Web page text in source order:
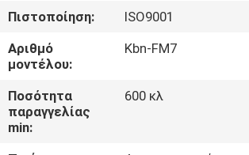
ΓΎΡΟΣ
ΕΡΓΟΣΤΑΣΊΩΝ
ΠΟΙΟΤΙΚΌΣ
ΈΛΕΓΧΟΣ
Πιστοποίηση:
ISO9001
Αριθμό
μοντέλου:
Kbn-FM7
Ποσότητα
παραγγελίας
min:
600 κλ